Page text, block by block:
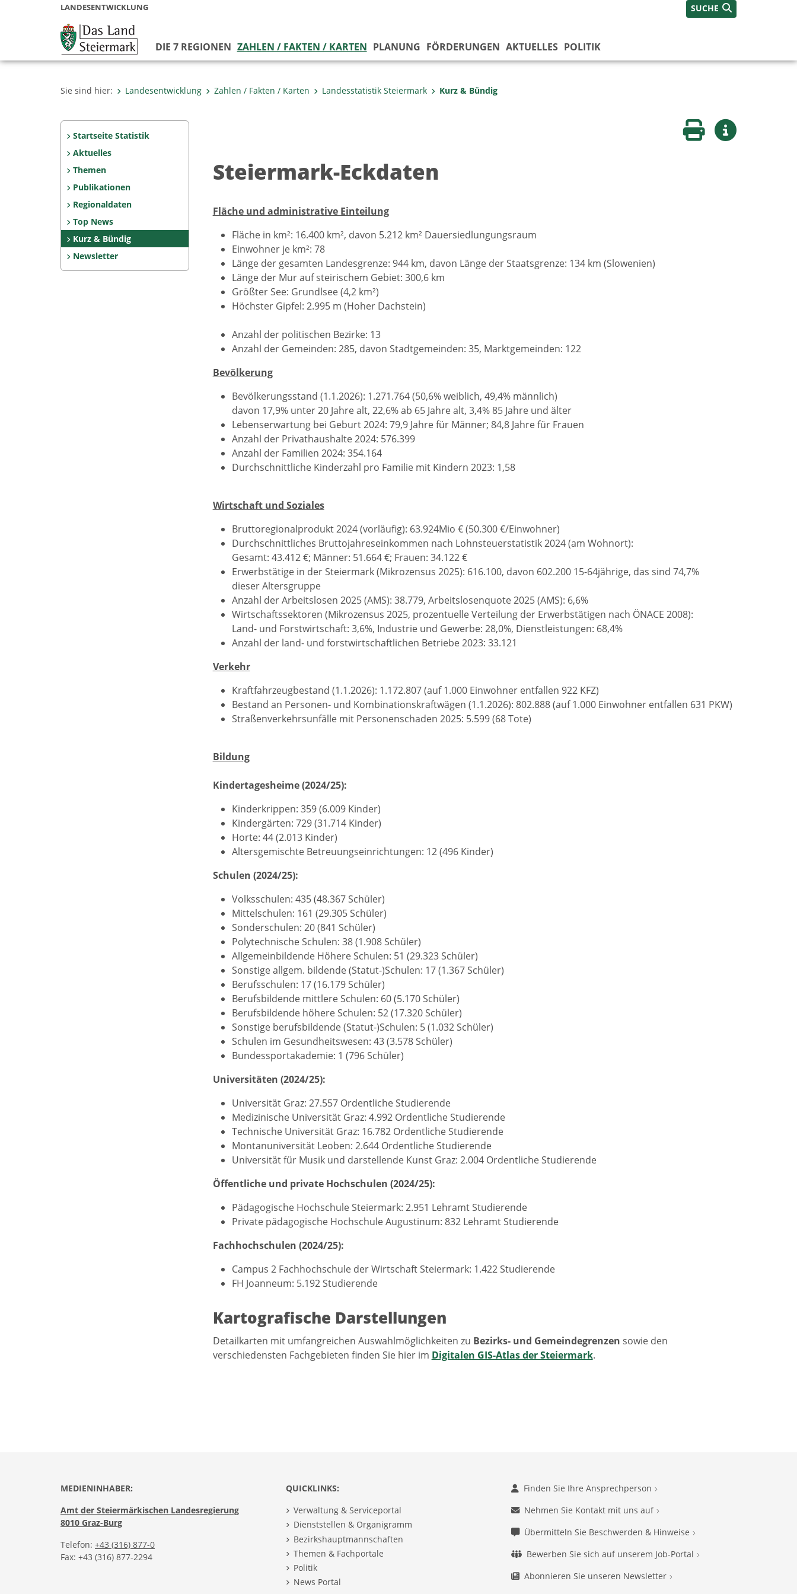
LANDESENTWICKLUNG SUCHE
DIE 7 REGIONEN ZAHLEN / FAKTEN / KARTEN PLANUNG FÖRDERUNGEN AKTUELLES POLITIK
Sie sind hier: Landesentwicklung Zahlen / Fakten / Karten Landesstatistik Steiermark Kurz & Bündig
Startseite Statistik
Aktuelles
Themen
Publikationen
Regionaldaten
Top News
Kurz & Bündig
Newsletter
Seite druckenWeitere Infos
Steiermark-Eckdaten
Fläche und administrative Einteilung
Fläche in km²: 16.400 km², davon 5.212 km² Dauersiedlungungsraum
Einwohner je km²: 78
Länge der gesamten Landesgrenze: 944 km, davon Länge der Staatsgrenze: 134 km (Slowenien)
Länge der Mur auf steirischem Gebiet: 300,6 km
Größter See: Grundlsee (4,2 km²)
Höchster Gipfel: 2.995 m (Hoher Dachstein)
Anzahl der politischen Bezirke: 13
Anzahl der Gemeinden: 285, davon Stadtgemeinden: 35, Marktgemeinden: 122
Bevölkerung
Bevölkerungsstand (1.1.2026): 1.271.764 (50,6% weiblich, 49,4% männlich)
davon 17,9% unter 20 Jahre alt, 22,6% ab 65 Jahre alt, 3,4% 85 Jahre und älter
Lebenserwartung bei Geburt 2024: 79,9 Jahre für Männer; 84,8 Jahre für Frauen
Anzahl der Privathaushalte 2024: 576.399
Anzahl der Familien 2024: 354.164
Durchschnittliche Kinderzahl pro Familie mit Kindern 2023: 1,58
Wirtschaft und Soziales
Bruttoregionalprodukt 2024 (vorläufig): 63.924Mio € (50.300 €/Einwohner)
Durchschnittliches Bruttojahreseinkommen nach Lohnsteuerstatistik 2024 (am Wohnort):
Gesamt: 43.412 €; Männer: 51.664 €; Frauen: 34.122 €
Erwerbstätige in der Steiermark (Mikrozensus 2025): 616.100, davon 602.200 15-64jährige, das sind 74,7%
dieser Altersgruppe
Anzahl der Arbeitslosen 2025 (AMS): 38.779, Arbeitslosenquote 2025 (AMS): 6,6%
Wirtschaftssektoren (Mikrozensus 2025, prozentuelle Verteilung der Erwerbstätigen nach ÖNACE 2008):
Land- und Forstwirtschaft: 3,6%, Industrie und Gewerbe: 28,0%, Dienstleistungen: 68,4%
Anzahl der land- und forstwirtschaftlichen Betriebe 2023: 33.121
Verkehr
Kraftfahrzeugbestand (1.1.2026): 1.172.807 (auf 1.000 Einwohner entfallen 922 KFZ)
Bestand an Personen- und Kombinationskraftwägen (1.1.2026): 802.888 (auf 1.000 Einwohner entfallen 631 PKW)
Straßenverkehrsunfälle mit Personenschaden 2025: 5.599 (68 Tote)
Bildung
Kindertagesheime (2024/25):
Kinderkrippen: 359 (6.009 Kinder)
Kindergärten: 729 (31.714 Kinder)
Horte: 44 (2.013 Kinder)
Altersgemischte Betreuungseinrichtungen: 12 (496 Kinder)
Schulen (2024/25):
Volksschulen: 435 (48.367 Schüler)
Mittelschulen: 161 (29.305 Schüler)
Sonderschulen: 20 (841 Schüler)
Polytechnische Schulen: 38 (1.908 Schüler)
Allgemeinbildende Höhere Schulen: 51 (29.323 Schüler)
Sonstige allgem. bildende (Statut-)Schulen: 17 (1.367 Schüler)
Berufsschulen: 17 (16.179 Schüler)
Berufsbildende mittlere Schulen: 60 (5.170 Schüler)
Berufsbildende höhere Schulen: 52 (17.320 Schüler)
Sonstige berufsbildende (Statut-)Schulen: 5 (1.032 Schüler)
Schulen im Gesundheitswesen: 43 (3.578 Schüler)
Bundessportakademie: 1 (796 Schüler)
Universitäten (2024/25):
Universität Graz: 27.557 Ordentliche Studierende
Medizinische Universität Graz: 4.992 Ordentliche Studierende
Technische Universität Graz: 16.782 Ordentliche Studierende
Montanuniversität Leoben: 2.644 Ordentliche Studierende
Universität für Musik und darstellende Kunst Graz: 2.004 Ordentliche Studierende
Öffentliche und private Hochschulen (2024/25):
Pädagogische Hochschule Steiermark: 2.951 Lehramt Studierende
Private pädagogische Hochschule Augustinum: 832 Lehramt Studierende
Fachhochschulen (2024/25):
Campus 2 Fachhochschule der Wirtschaft Steiermark: 1.422 Studierende
FH Joanneum: 5.192 Studierende
Kartografische Darstellungen
Detailkarten mit umfangreichen Auswahlmöglichkeiten zu Bezirks- und Gemeindegrenzen sowie den
verschiedensten Fachgebieten finden Sie hier im Digitalen GIS-Atlas der Steiermark.
MEDIENINHABER:
Amt der Steiermärkischen Landesregierung
8010 Graz-Burg
Telefon: +43 (316) 877-0
Fax: +43 (316) 877-2294
QUICKLINKS:
Verwaltung & Serviceportal
Dienststellen & Organigramm
Bezirkshauptmannschaften
Themen & Fachportale
Politik
News Portal
Finden Sie Ihre Ansprechperson
Nehmen Sie Kontakt mit uns auf
Übermitteln Sie Beschwerden & Hinweise
Bewerben Sie sich auf unserem Job-Portal
Abonnieren Sie unseren Newsletter